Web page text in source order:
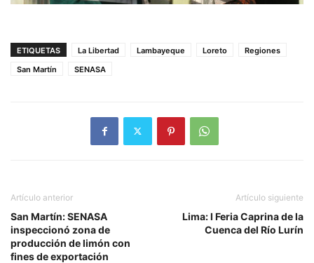
ETIQUETAS La Libertad Lambayeque Loreto
Regiones
San Martín
SENASA
Artículo anterior
San Martín: SENASA
inspeccionó zona de
producción de limón con
fines de exportación
Artículo siguiente
Lima: I Feria Caprina de la
Cuenca del Río Lurín